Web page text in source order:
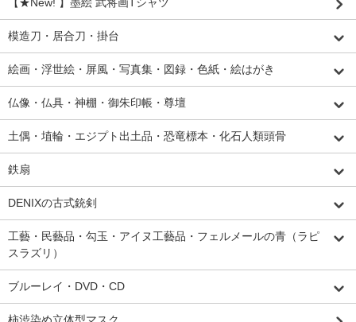
模造刀・居合刀・掛台
絵画・浮世絵・屏風・写真集・図録・色紙・絵はがき
仏像・仏具・神棚・御朱印帳・尊壇
土偶・埴輪・エジプト出土品・恐竜標本・化石人類頭骨
鉄扇
DENIXの古式銃剣
工藝・民藝品・勾玉・アイヌ工藝品・フェルメールの青（ラピ
スラズリ）
ブルーレイ・DVD・CD
柿渋染め立体型マスク